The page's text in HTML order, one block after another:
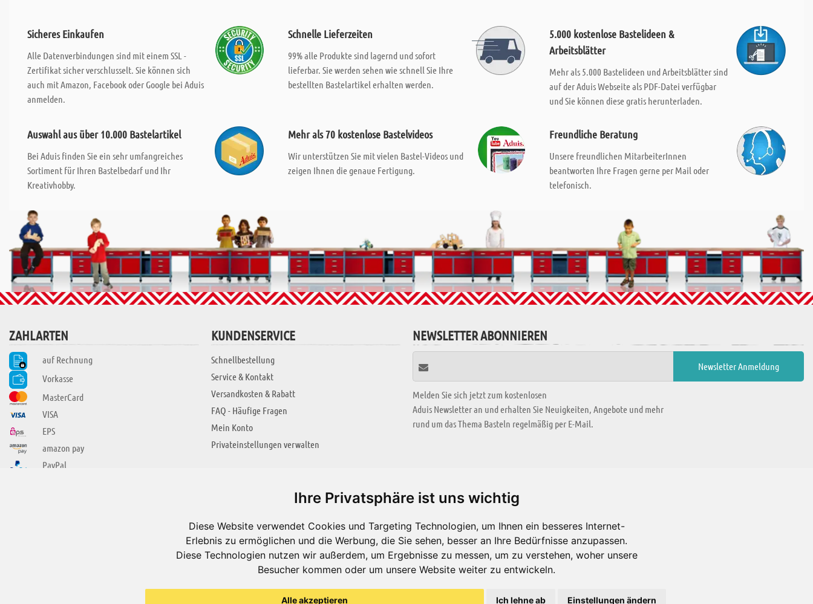
Ihre Privatsphäre ist uns wichtig
Diese Website verwendet Cookies und Targeting Technologien, um Ihnen ein besseres Internet-
Erlebnis zu ermöglichen und die Werbung, die Sie sehen, besser an Ihre Bedürfnisse anzupassen.
Diese Technologien nutzen wir außerdem, um Ergebnisse zu messen, um zu verstehen, woher unsere
Besucher kommen oder um unsere Website weiter zu entwickeln.
Alle akzeptieren Ich lehne ab Einstellungen ändern
Sicheres Einkaufen
Alle Datenverbindungen sind mit einem SSL -
Zertifikat sicher verschlusselt. Sie können sich
auch mit Amazon, Facebook oder Google bei Aduis
anmelden.
Schnelle Lieferzeiten
99% alle Produkte sind lagernd und sofort
lieferbar. Sie werden sehen wie schnell Sie Ihre
bestellten Bastelartikel erhalten werden.
5.000 kostenlose Bastelideen &
Arbeitsblätter
Mehr als 5.000 Bastelideen und Arbeitsblätter sind
auf der Aduis Webseite als PDF-Datei verfügbar
und Sie können diese gratis herunterladen.
Auswahl aus über 10.000 Bastelartikel
Bei Aduis finden Sie ein sehr umfangreiches
Sortiment für Ihren Bastelbedarf und Ihr
Kreativhobby.
Mehr als 70 kostenlose Bastelvideos
Wir unterstützen Sie mit vielen Bastel-Videos und
zeigen Ihnen die genaue Fertigung.
Freundliche Beratung
Unsere freundlichen MitarbeiterInnen
beantworten Ihre Fragen gerne per Mail oder
telefonisch.
ZAHLARTEN
auf Rechnung
Vorkasse
MasterCard
VISA
EPS
amazon pay
PayPal
KUNDENSERVICE
Schnellbestellung
Service & Kontakt
Versandkosten & Rabatt
FAQ - Häufige Fragen
Mein Konto
Privateinstellungen verwalten
NEWSLETTER ABONNIEREN
Melden Sie sich jetzt zum kostenlosen
Aduis Newsletter an und erhalten Sie Neuigkeiten, Angebote und mehr
rund um das Thema Basteln regelmäßig per E-Mail.
Jobs
Impressum
Datenschutzerklärung
KREATIV ZONE
Alle Videos
Bastelideen
Arbeitsblätter
Es gibt uns auch in